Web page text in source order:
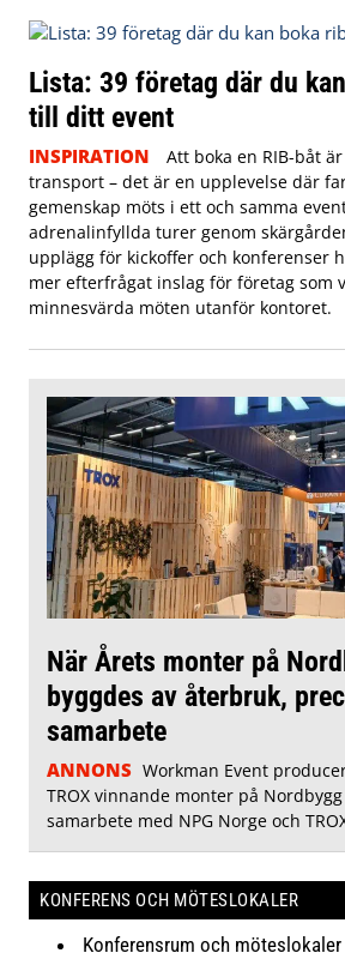
Lista: 39 företag där du
till ditt event
INSPIRATION
Att boka en RIB-båt
transport – det är en upplevelse där
gemenskap möts i ett och samma
adrenalinfyllda turer genom
upplägg för kickoffer och konferenser
mer efterfrågat inslag för företag som
minnesvärda möten utanför kontoret.
När Årets monter på
byggdes av återbruk,
samarbete
ANNONS Workman Event
TROX vinnande monter på
samarbete med NPG Norge och
KONFERENS OCH MÖTESLOKALER
Konferensrum och